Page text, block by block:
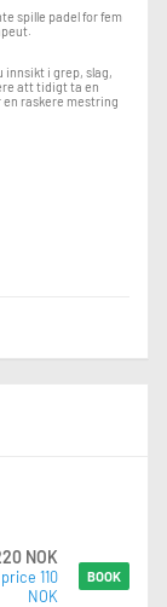
spille padel for fem
innsikt i grep, slag,
att tidigt ta en
en raskere mestring
NOK
110
NOK
BOOK